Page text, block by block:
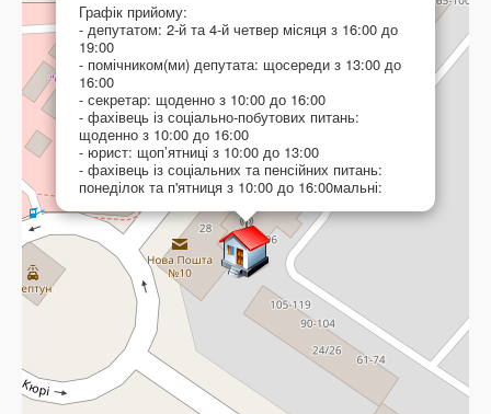
Графік прийому:
- депутатом: 2-й та 4-й четвер місяця з 16:00 до
19:00
- помічником(ми) депутата: щосереди з 13:00 до
16:00
- секретар: щоденно з 10:00 до 16:00
- фахівець із соціально-побутових питань:
щоденно з 10:00 до 16:00
- юрист: щоп’ятниці з 10:00 до 13:00
- фахівець із соціальних та пенсійних питань:
понеділок та п'ятниця з 10:00 до 16:00мальні: